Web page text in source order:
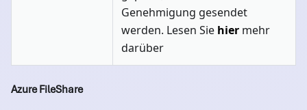
Genehmigung gesendet
werden. Lesen Sie hier mehr
darüber
Azure FileShare